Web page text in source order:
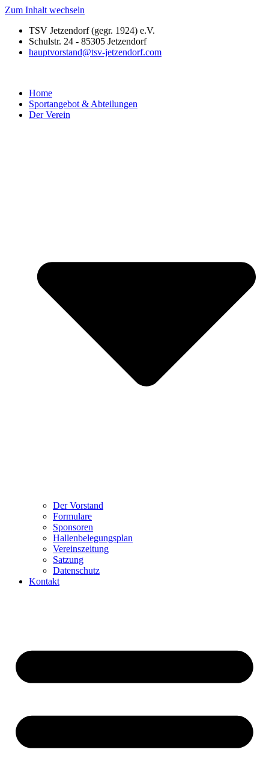
Zum Inhalt wechseln
TSV Jetzendorf (gegr. 1924) e.V.
Schulstr. 24 - 85305 Jetzendorf
hauptvorstand@tsv-jetzendorf.com
Home
Sportangebot & Abteilungen
Der Verein
Der Vorstand
Formulare
Sponsoren
Hallenbelegungsplan
Vereinszeitung
Satzung
Datenschutz
Kontakt